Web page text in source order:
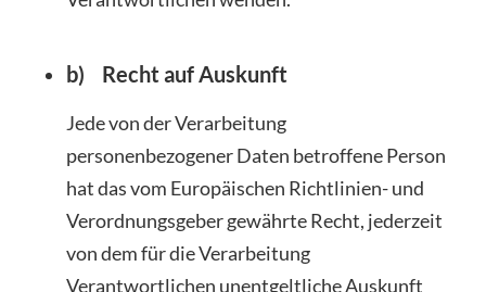
b) Recht auf Auskunft
Jede von der Verarbeitung
personenbezogener Daten betroffene Person
hat das vom Europäischen Richtlinien- und
Verordnungsgeber gewährte Recht, jederzeit
von dem für die Verarbeitung
Verantwortlichen unentgeltliche Auskunft